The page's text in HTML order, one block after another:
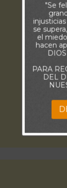
"Se
se
el
hacen
PARA
DEL